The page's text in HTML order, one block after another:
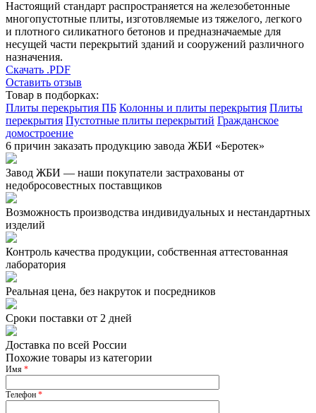
Настоящий стандарт распространяется на железобетонные
многопустотные плиты, изготовляемые из тяжелого, легкого
и плотного силикатного бетонов и предназначаемые для
несущей части перекрытий зданий и сооружений различного
назначения.
Скачать .PDF
Оставить отзыв
Товар в подборках:
Плиты перекрытия ПБ Колонны и плиты перекрытия Плиты
перекрытия Пустотные плиты перекрытий Гражданское
домостроение
6 причин заказать продукцию завода ЖБИ «Беротек»
Завод ЖБИ — наши покупатели застрахованы от
недобросовестных поставщиков
Возможность производства индивидуальных и нестандартных
изделий
Контроль качества продукции, собственная аттестованная
лаборатория
Реальная цена, без накруток и посредников
Сроки поставки от 2 дней
Доставка по всей России
Похожие товары из категории
Имя *
Телефон *